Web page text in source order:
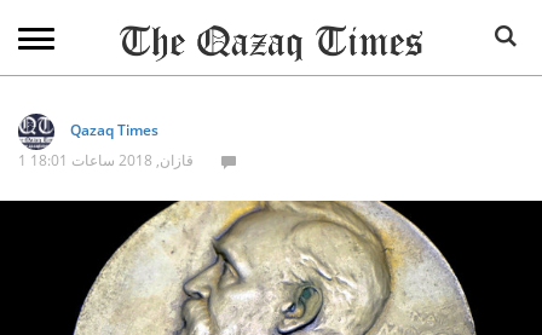
Qazaq Times
1 قازان, 2018 ساعات 18:01